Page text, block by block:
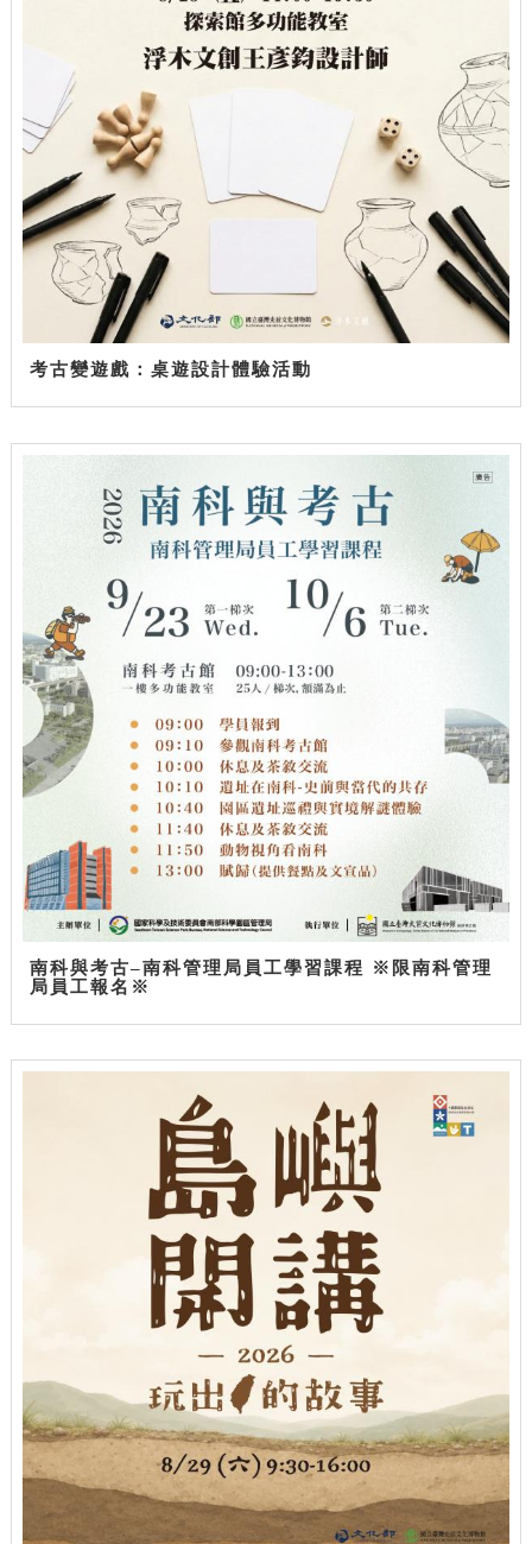
考古變遊戲：桌遊設計體驗活動
南科與考古–南科管理局員工學習課程 ※限南科管理
局員工報名※